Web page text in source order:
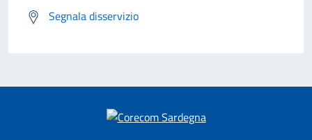
Segnala disservizio